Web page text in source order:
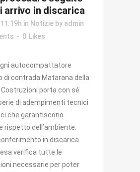
arrivo in discarica
in Notizie by admin
0 Likes
ogni autocompattatore
di contrada Matarana della
porta con sé
di adempimenti tecnici
che garantiscono
rispetto dell’ambiente.
in discarica
verifica tutte le
necessarie per poter